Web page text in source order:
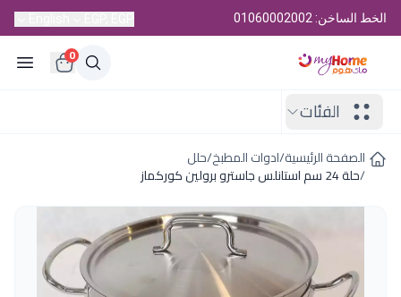
الخط الساخن: 01060002002
0
الفئات
الصفحة الرئيسية/ادوات المطبخ/حلل
/حلة 24 سم استانلس جاسترو برولين كوركماز